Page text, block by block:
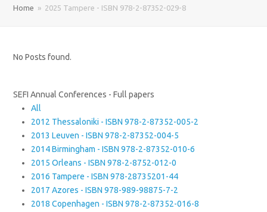
Home » 2025 Tampere - ISBN 978-2-87352-029-8
No Posts found.
SEFI Annual Conferences - Full papers
All
2012 Thessaloniki - ISBN 978-2-87352-005-2
2013 Leuven - ISBN 978-2-87352-004-5
2014 Birmingham - ISBN 978-2-87352-010-6
2015 Orleans - ISBN 978-2-8752-012-0
2016 Tampere - ISBN 978-28735201-44
2017 Azores - ISBN 978-989-98875-7-2
2018 Copenhagen - ISBN 978-2-87352-016-8